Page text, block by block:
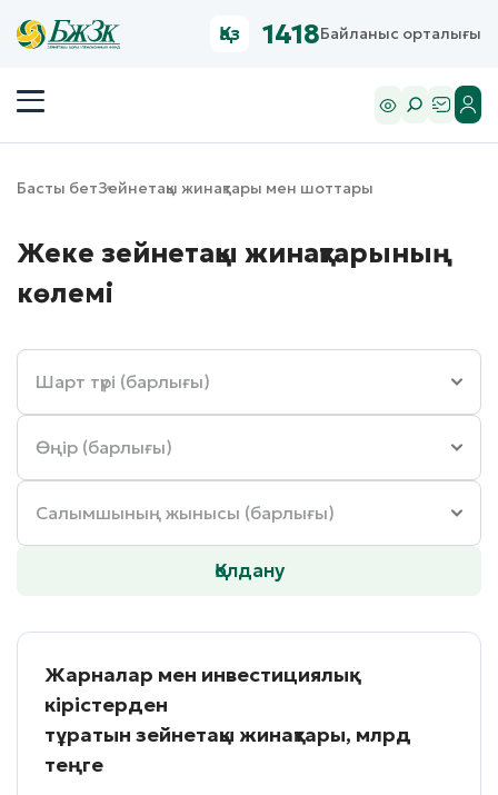
Қаз 1418Байланыс орталығы
Басты бетЗейнетақы жинақтары мен шоттары
Жеке зейнетақы жинақтарының
көлемі
Қолдану
Жарналар мен инвестициялық
кірістерден
тұратын зейнетақы жинақтары, млрд
теңге